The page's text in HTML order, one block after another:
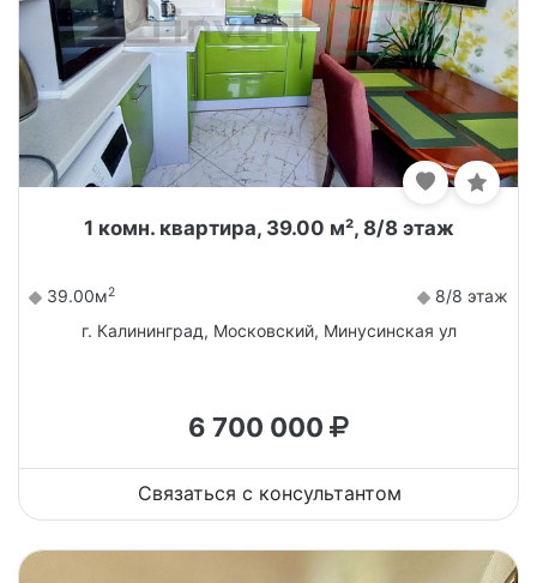
1 комн. квартира, 39.00 м², 8/8 этаж
39.00м2
8/8 этаж
г. Калининград, Московский, Минусинская ул
6 700 000
Связаться с консультантом